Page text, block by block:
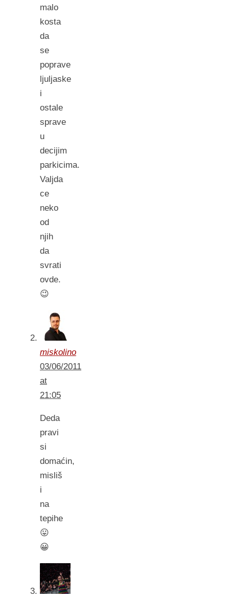
malo
kosta
da
se
poprave
ljuljaske
i
ostale
sprave
u
decijim
parkicima.
Valjda
ce
neko
od
njih
da
svrati
ovde.
😉
miskolino
03/06/2011
at
21:05
Deda
pravi
si
domaćin,
misliš
i
na
tepihe
😛
😀